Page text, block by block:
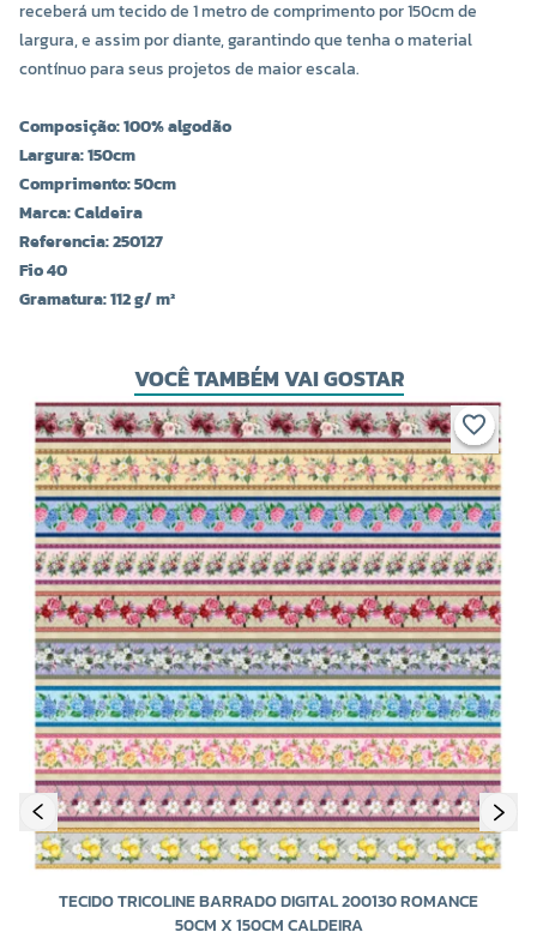
receberá um tecido de 1 metro de comprimento por 150cm de
largura, e assim por diante, garantindo que tenha o material
contínuo para seus projetos de maior escala.
Composição: 100% algodão
Largura: 150cm
Comprimento: 50cm
Marca: Caldeira
Referencia: 250127
Fio 40
Gramatura: 112 g/ m²
VOCÊ TAMBÉM VAI GOSTAR
TECIDO TRICOLINE BARRADO DIGITAL 200130 ROMANCE
50CM X 150CM CALDEIRA